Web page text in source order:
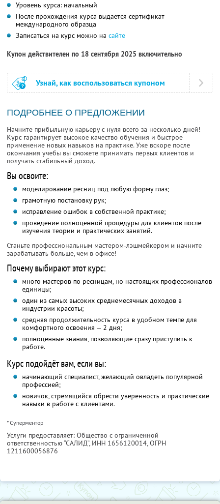
Уровень курса: начальный
После прохождения курса выдается сертификат
международного образца
Записаться на курс можно на сайте
Купон действителен по 18 сентября 2025 включительно
Узнай, как воспользоваться купоном
ПОДРОБНЕЕ О ПРЕДЛОЖЕНИИ
Начните прибыльную карьеру с нуля всего за несколько дней!
Курс гарантирует высокое качество обучения и быстрое
применение новых навыков на практике. Уже вскоре после
окончания учебы вы сможете принимать первых клиентов и
получать стабильный доход.
Вы освоите:
моделирование ресниц под любую форму глаз;
грамотную постановку рук;
исправление ошибок в собственной практике;
проведение полноценной процедуры для клиентов после
изучения теории и практических занятий.
Станьте профессиональным мастером-лэшмейкером и начните
зарабатывать больше, чем в офисе!
Почему выбирают этот курс:
много мастеров по ресницам, но настоящих профессионалов
единицы;
один из самых высоких среднемесячных доходов в
индустрии красоты;
средняя продолжительность курса в удобном темпе для
комфортного освоения — 2 дня;
полноценные знания, позволяющие сразу приступить к
работе.
Курс подойдёт вам, если вы:
начинающий специалист, желающий овладеть популярной
профессией;
новичок, стремящийся обрести уверенность и практические
навыки в работе с клиентами.
* Суперментор
Услуги предоставляет: Общество с ограниченной
ответственностью “САЛИД”, ИНН 1656120014, ОГРН
1211600056876